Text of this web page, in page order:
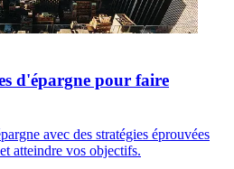
d'épargne pour faire
avec des stratégies éprouvées
atteindre vos objectifs.